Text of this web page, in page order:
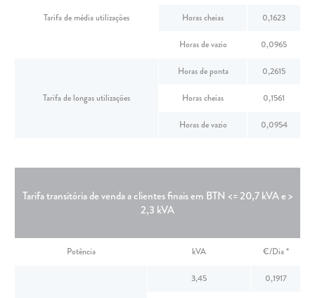
Tarifa de média utilizações Horas cheias 0,1623
Horas de vazio 0,0965
Tarifa de longas utilizações
Horas de ponta 0,2615
Horas cheias 0,1561
Horas de vazio 0,0954
Tarifa transitória de venda a clientes finais em BTN <= 20,7 kVA e >
2,3 kVA
Potência kVA €/Dia *
3,45 0,1917